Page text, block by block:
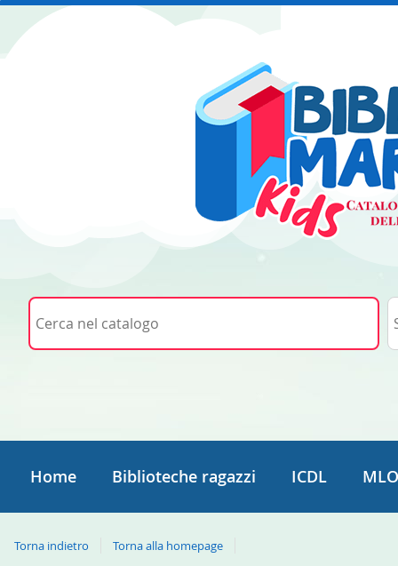
Cerca su "Cerca nel catalogo"
Home Biblioteche ragazzi ICDL
Torna indietro Torna alla homepage